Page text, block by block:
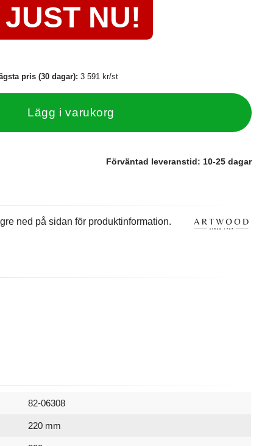
JUST NU!
pris (30 dagar):3 591 kr/st
Lägg i varukorg
Förväntad leveranstid: 10-25 dagar
ned på sidan för produktinformation.
82-06308
220 mm